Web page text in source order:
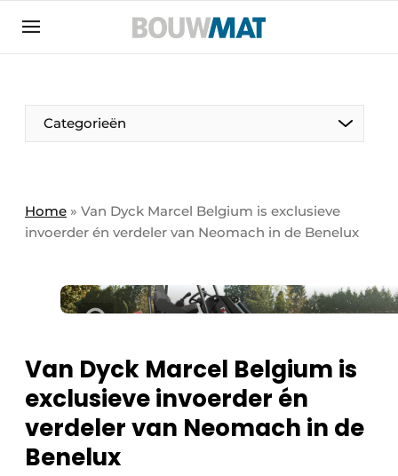
Aanmelden
Bedrijven
Bedrijven
Contact
Evenement aanmelden
Meest gelezen
Podcasts
Privacy / Cookie statement
Vacature aanmelden
Vacatures
Categorieën
Home » Van Dyck Marcel Belgium is exclusieve
invoerder én verdeler van Neomach in de Benelux
Van Dyck Marcel Belgium is
exclusieve invoerder én
verdeler van Neomach in de
Benelux